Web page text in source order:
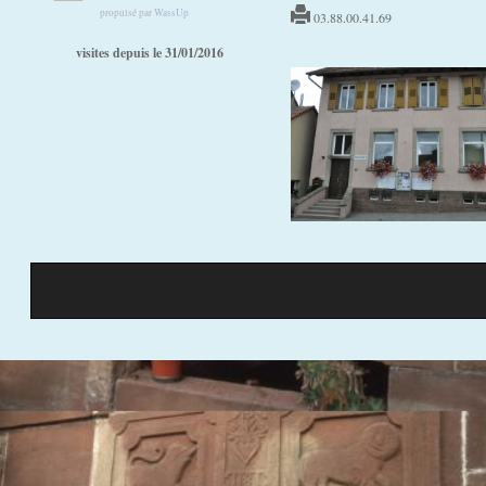
propulsé parWassUp
visites depuis le 31/01/2016
03.88.00.41.69